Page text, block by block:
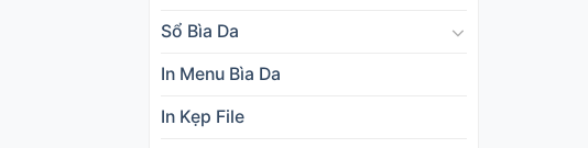
Sổ Bìa Da
In Menu Bìa Da
In Kẹp File